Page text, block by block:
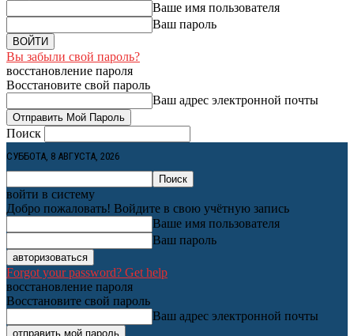
Ваше имя пользователя
Ваш пароль
Вы забыли свой пароль?
восстановление пароля
Восстановите свой пароль
Ваш адрес электронной почты
Поиск
СУББОТА, 8 АВГУСТА, 2026
войти в систему
Добро пожаловать! Войдите в свою учётную запись
Ваше имя пользователя
Ваш пароль
Forgot your password? Get help
восстановление пароля
Восстановите свой пароль
Ваш адрес электронной почты